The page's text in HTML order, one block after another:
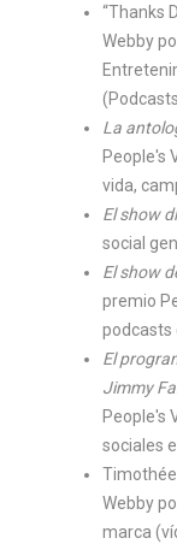
“Thanks
Webby
La
People's
vida,
El show
social
El show
premio
podcasts
El
Jimmy
People's
sociales
Webby
marca